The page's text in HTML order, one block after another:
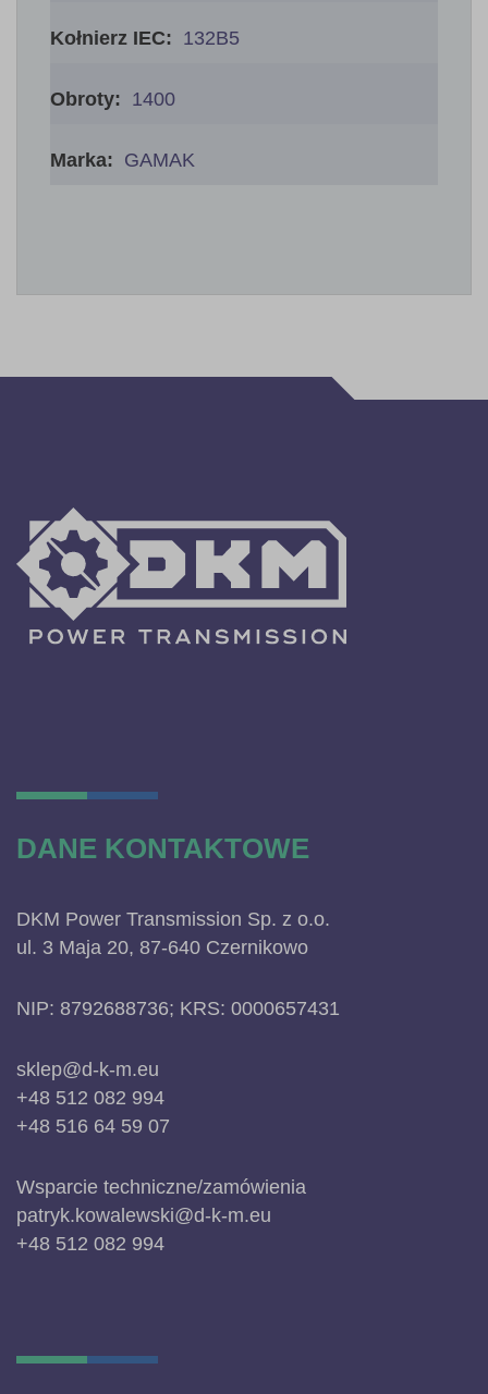
132B5
1400
GAMAK
DANE KONTAKTOWE
DKM Power Transmission Sp. z o.o.
ul. 3 Maja 20, 87-640 Czernikowo
NIP: 8792688736; KRS: 0000657431
sklep@d-k-m.eu
+48 512 082 994
+48 516 64 59 07
Wsparcie techniczne/zamówienia
patryk.kowalewski@d-k-m.eu
+48 512 082 994